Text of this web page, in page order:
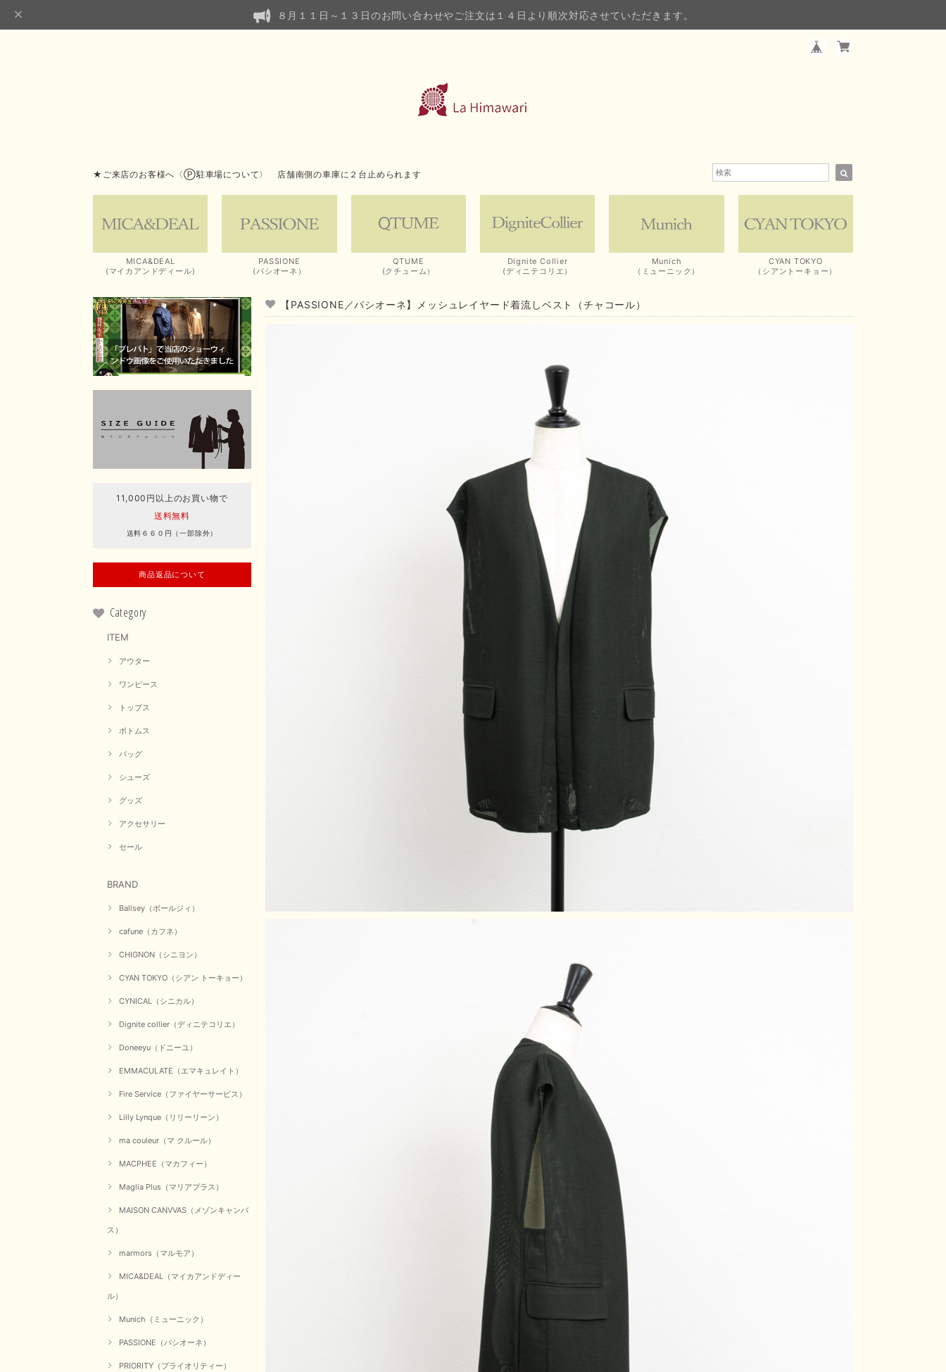
８月１１日～１３日のお問い合わせやご注文は１４日より順次対応させていただきます。
★ご来店のお客様へ〈Ⓟ駐車場について〉 店舗南側の車庫に２台止められます
MICA&DEAL
(マイカアンドディール)
PASSIONE
(パシオーネ）
QTUME
(クチューム）
Dignite Collier
(ディニテコリエ）
Munich
（ミューニック）
CYAN TOKYO
（シアントーキョー）
11,000円以上のお買い物で
送料無料
送料６６０円（一部除外）
商品返品について
Category
ITEM
アウター
ワンピース
トップス
ボトムス
バッグ
シューズ
グッズ
アクセサリー
セール
BRAND
Ballsey（ボールジィ）
cafune（カフネ）
CHIGNON（シニヨン）
CYAN TOKYO（シアン トーキョー）
CYNICAL（シニカル）
Dignite collier（ディニテコリエ）
Doneeyu（ドニーユ）
EMMACULATE（エマキュレイト）
Fire Service（ファイヤーサービス）
Lilly Lynque（リリーリーン）
ma couleur（マ クルール）
MACPHEE（マカフィー）
Maglia Plus（マリアプラス）
MAISON CANVVAS（メゾンキャンバ
ス）
marmors（マルモア）
MICA&DEAL（マイカアンドディー
ル）
Munich（ミューニック）
PASSIONE（パシオーネ）
PRIORITY（プライオリティー）
【PASSIONE／パシオーネ】メッシュレイヤード着流しベスト（チャコール）